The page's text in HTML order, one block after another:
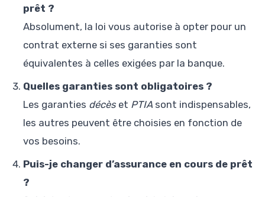
prêt ?
Absolument, la loi vous autorise à opter pour un
contrat externe si ses garanties sont
équivalentes à celles exigées par la banque.
Quelles garanties sont obligatoires ?
Les garanties décèset PTIA sont indispensables,
les autres peuvent être choisies en fonction de
vos besoins.
Puis-je changer d’assurance en cours de prêt
?